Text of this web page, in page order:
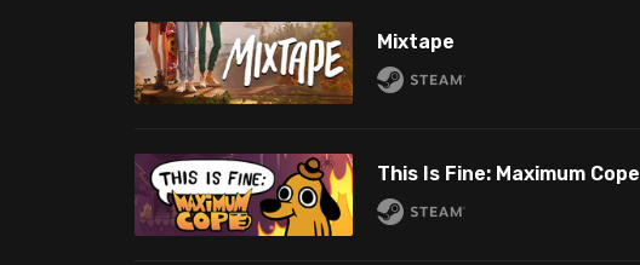
Mixtape
This Is Fine: Maximum Cope